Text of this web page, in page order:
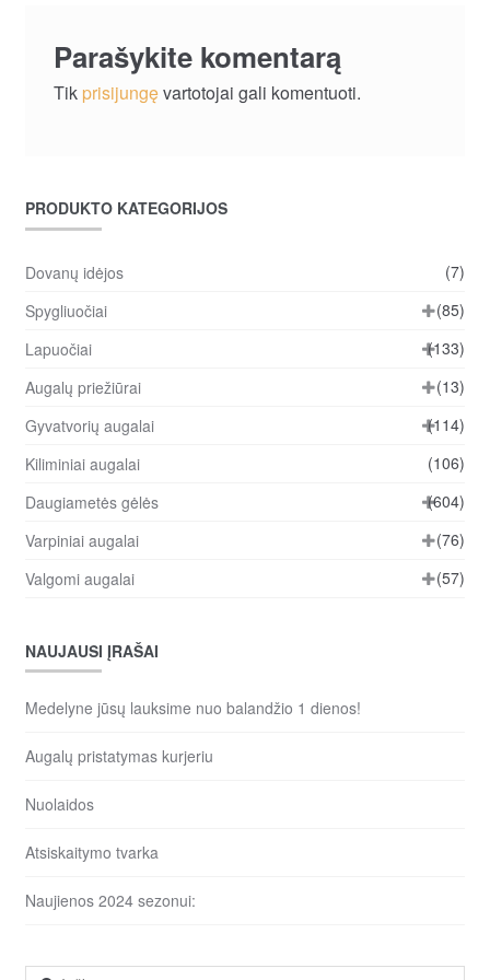
Parašykite komentarą
Tik prisijungęvartotojai gali komentuoti.
PRODUKTO KATEGORIJOS
Dovanų idėjos
(7)
Spygliuočiai
(85)
Lapuočiai
(133)
Augalų priežiūrai
(13)
Gyvatvorių augalai
(114)
Kiliminiai augalai
(106)
Daugiametės gėlės
(604)
Varpiniai augalai
(76)
Valgomi augalai
(57)
NAUJAUSI ĮRAŠAI
Medelyne jūsų lauksime nuo balandžio 1 dienos!
Augalų pristatymas kurjeriu
Nuolaidos
Atsiskaitymo tvarka
Naujienos 2024 sezonui: